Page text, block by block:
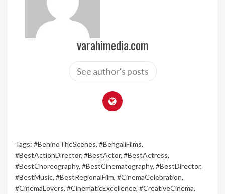
varahimedia.com
See author's posts
Tags: #BehindTheScenes, #BengaliFilms,
#BestActionDirector, #BestActor, #BestActress,
#BestChoreography, #BestCinematography, #BestDirector,
#BestMusic, #BestRegionalFilm, #CinemaCelebration,
#CinemaLovers, #CinematicExcellence, #CreativeCinema,